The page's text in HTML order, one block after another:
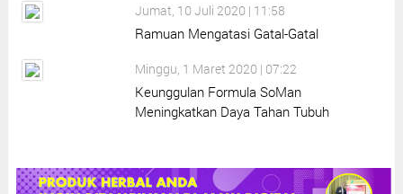
Jumat, 10 Juli 2020 | 11:58
Ramuan Mengatasi Gatal-Gatal
Minggu, 1 Maret 2020 | 07:22
Keunggulan Formula SoMan
Meningkatkan Daya Tahan Tubuh